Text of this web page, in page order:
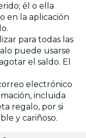
él o ella
en la aplicación
para todas las
puede usarse
el saldo. El
electrónico
incluida
regalo, por si
y cariñoso.